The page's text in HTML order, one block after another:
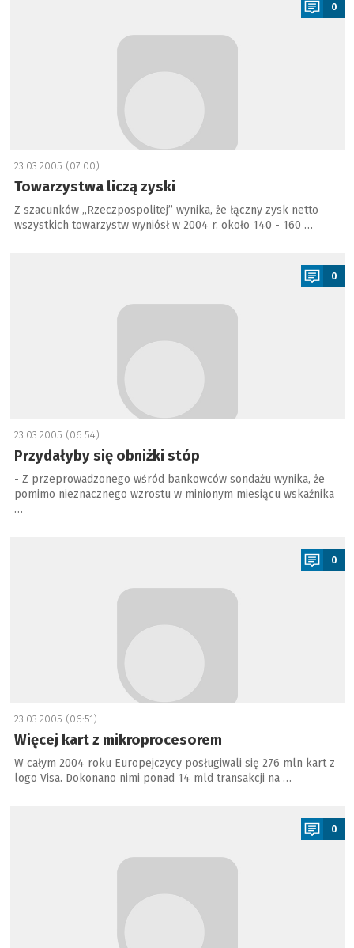
0
23.03.2005 (07:00)
Towarzystwa liczą zyski
Z szacunków „Rzeczpospolitej” wynika, że łączny zysk netto
wszystkich towarzystw wyniósł w 2004 r. około 140 - 160 …
0
23.03.2005 (06:54)
Przydałyby się obniżki stóp
- Z przeprowadzonego wśród bankowców sondażu wynika, że
pomimo nieznacznego wzrostu w minionym miesiącu wskaźnika
…
0
23.03.2005 (06:51)
Więcej kart z mikroprocesorem
W całym 2004 roku Europejczycy posługiwali się 276 mln kart z
logo Visa. Dokonano nimi ponad 14 mld transakcji na …
0